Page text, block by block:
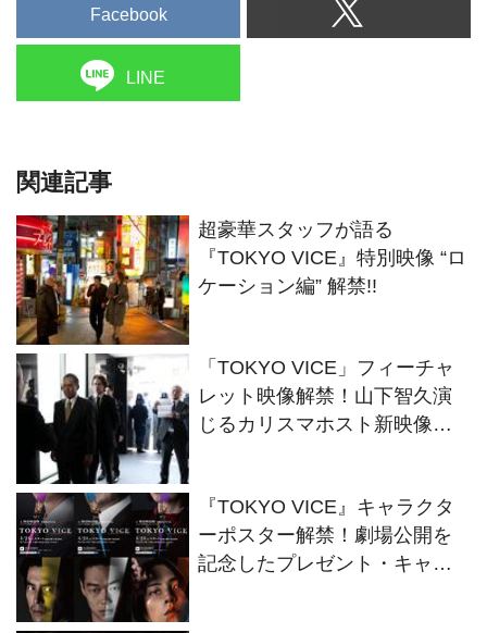
Facebook
LINE
関連記事
超豪華スタッフが語る
『TOKYO VICE』特別映像 “ロ
ケーション編” 解禁!!
「TOKYO VICE」フィーチャ
レット映像解禁！山下智久演
じるカリスマホスト新映像
『TOKYO VICE』キャラクタ
ーポスター解禁！劇場公開を
記念したプレゼント・キャン